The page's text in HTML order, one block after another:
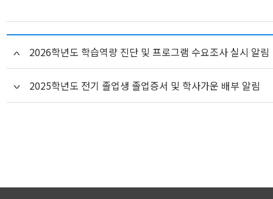
2026학년도 학습역량 진단 및 프로그램 수요조사 실시 알림
2025학년도 전기 졸업생 졸업증서 및 학사가운 배부 알림